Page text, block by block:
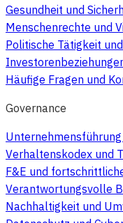
Gesundheit und
Menschenrechte und
Politische Tätigkeit
Häufige Fragen und
Governance
Verhaltenskodex und
F&E und
Verantwortungsvolle
Nachhaltigkeit und